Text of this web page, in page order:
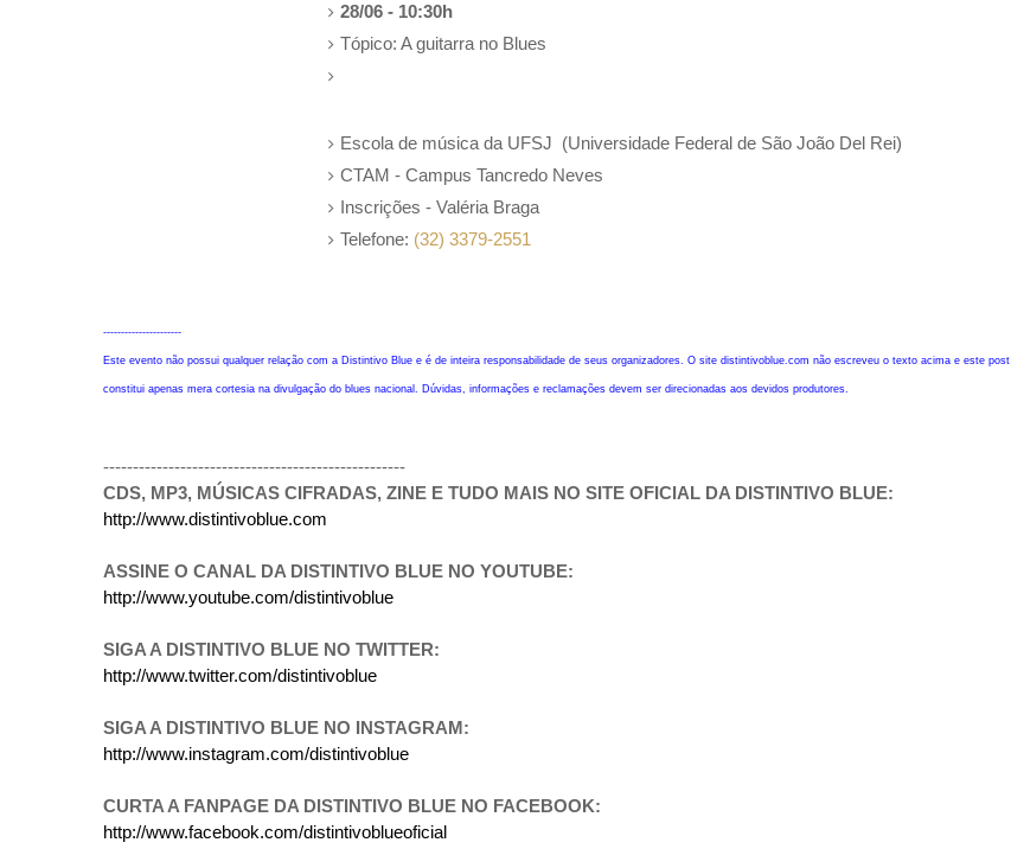
28/06 - 10:30h
Tópico: A guitarra no Blues
Escola de música da UFSJ (Universidade Federal de São João Del Rei)
CTAM - Campus Tancredo Neves
Inscrições - Valéria Braga
Telefone: (32) 3379-2551
----------------------
Este evento não possui qualquer relação com a Distintivo Blue e é de inteira responsabilidade de seus organizadores. O site distintivoblue.com não escreveu o texto acima e este post
constitui apenas mera cortesia na divulgação do blues nacional. Dúvidas, informações e reclamações devem ser direcionadas aos devidos produtores.
---------------------------------------------------
CDS, MP3, MÚSICAS CIFRADAS, ZINE E TUDO MAIS NO SITE OFICIAL DA DISTINTIVO BLUE:
http://www.distintivoblue.com
ASSINE O CANAL DA DISTINTIVO BLUE NO YOUTUBE:
http://www.youtube.com/distintivoblue
SIGA A DISTINTIVO BLUE NO TWITTER:
http://www.twitter.com/distintivoblue
SIGA A DISTINTIVO BLUE NO INSTAGRAM:
http://www.instagram.com/distintivoblue
CURTA A FANPAGE DA DISTINTIVO BLUE NO FACEBOOK:
http://www.facebook.com/distintivoblueoficial